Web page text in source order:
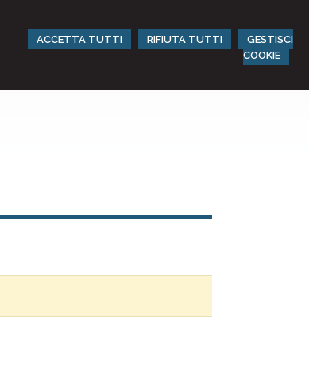
ACCETTA TUTTI RIFIUTA TUTTI
GESTISCI
COOKIE